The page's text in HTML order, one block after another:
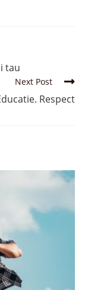
tau
Next Post
Respect